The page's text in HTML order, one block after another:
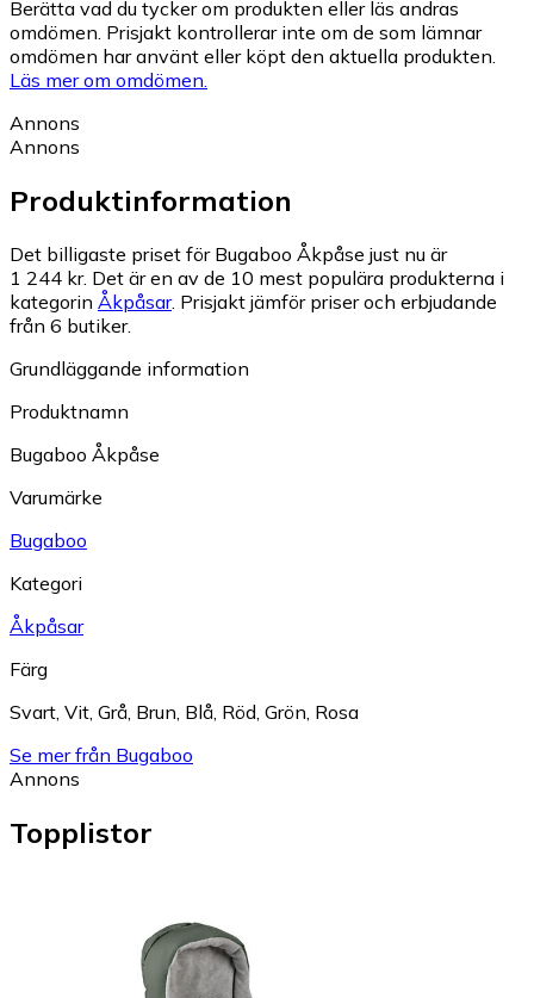
Berätta vad du tycker om produkten eller läs andras
omdömen. Prisjakt kontrollerar inte om de som lämnar
omdömen har använt eller köpt den aktuella produkten.
Läs mer om omdömen.
Annons
Annons
Produktinformation
Det billigaste priset för Bugaboo Åkpåse just nu är
1 244 kr. Det är en av de 10 mest populära produkterna i
kategorin Åkpåsar. Prisjakt jämför priser och erbjudande
från 6 butiker.
Grundläggande information
Produktnamn
Bugaboo Åkpåse
Varumärke
Bugaboo
Kategori
Åkpåsar
Färg
Svart, Vit, Grå, Brun, Blå, Röd, Grön, Rosa
Se mer från Bugaboo
Annons
Topplistor